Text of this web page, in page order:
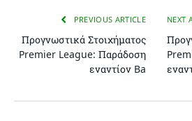
PREVIOUS ARTICLE
Προγνωστικά Στοιχήματος
Premier League: Παράδοση
εναντίον Ba
NEXT